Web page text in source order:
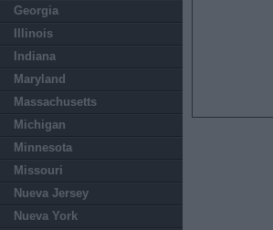
Georgia
Illinois
Indiana
Maryland
Massachusetts
Michigan
Minnesota
Missouri
Nueva Jersey
Nueva York